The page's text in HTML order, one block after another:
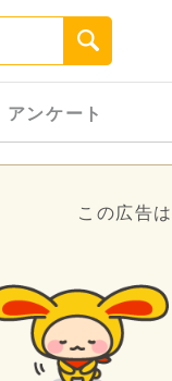
アンケート
この広告